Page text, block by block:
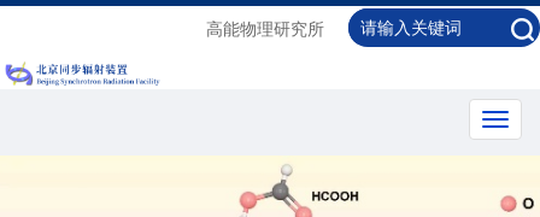
高能物理研究所